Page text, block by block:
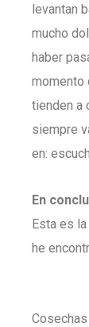
levantan
mucho
haber
momento
tienden a
siempre
en:
En
Esta es
he